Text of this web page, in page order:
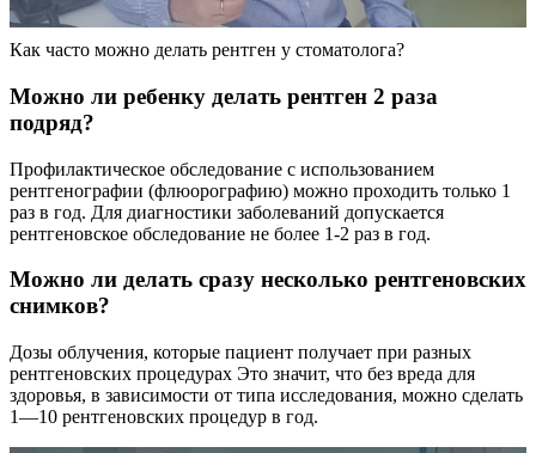
Как часто можно делать рентген у стоматолога?
Можно ли ребенку делать рентген 2 раза
подряд?
Профилактическое обследование с использованием
рентгенографии (флюорографию) можно проходить только 1
раз в год. Для диагностики заболеваний допускается
рентгеновское обследование не более 1-2 раз в год.
Можно ли делать сразу несколько рентгеновских
снимков?
Дозы облучения, которые пациент получает при разных
рентгеновских процедурах Это значит, что без вреда для
здоровья, в зависимости от типа исследования, можно сделать
1—10 рентгеновских процедур в год.